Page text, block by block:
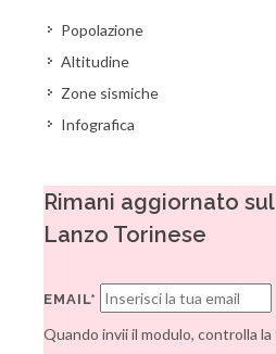
Popolazione
Altitudine
Zone sismiche
Infografica
Rimani aggiornato
Lanzo Torinese
EMAIL*
Quando invii il modulo, controlla